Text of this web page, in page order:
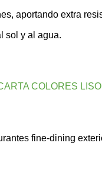
aportando extra
sol y al agua.
COLORES LISO
fine-dining